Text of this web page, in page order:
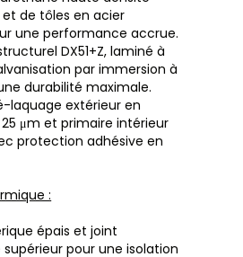
de tôles en acier
une performance accrue.
DX51+Z, laminé à
par immersion à
durabilité maximale.
laquage extérieur en
μm et primaire intérieur
protection adhésive en
:
épais et joint
pour une isolation